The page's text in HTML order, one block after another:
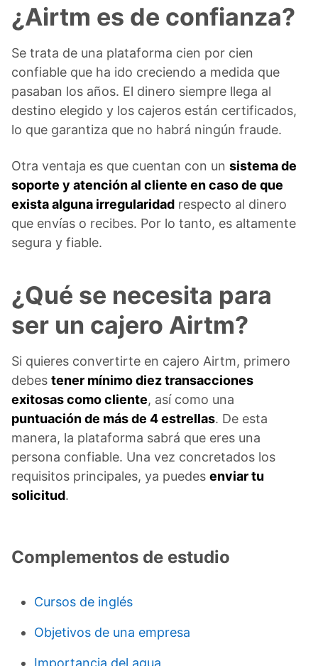
¿Airtm es de confianza?
Se trata de una plataforma cien por cien
confiable que ha ido creciendo a medida que
pasaban los años. El dinero siempre llega al
destino elegido y los cajeros están certificados,
lo que garantiza que no habrá ningún fraude.
Otra ventaja es que cuentan con un sistema de
soporte y atención al cliente en caso de que
exista alguna irregularidad respecto al dinero
que envías o recibes. Por lo tanto, es altamente
segura y fiable.
¿Qué se necesita para
ser un cajero Airtm?
Si quieres convertirte en cajero Airtm, primero
debes tener mínimo diez transacciones
exitosas como cliente, así como una
puntuación de más de 4 estrellas. De esta
manera, la plataforma sabrá que eres una
persona confiable. Una vez concretados los
requisitos principales, ya puedes enviar tu
solicitud.
Complementos de estudio
Cursos de inglés
Objetivos de una empresa
Importancia del agua